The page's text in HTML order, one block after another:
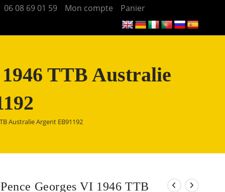
06 08 69 01 59 Mon compte Panier
1946 TTB Australie
Australie Argent EB91192
Georges VI 1946 TTB